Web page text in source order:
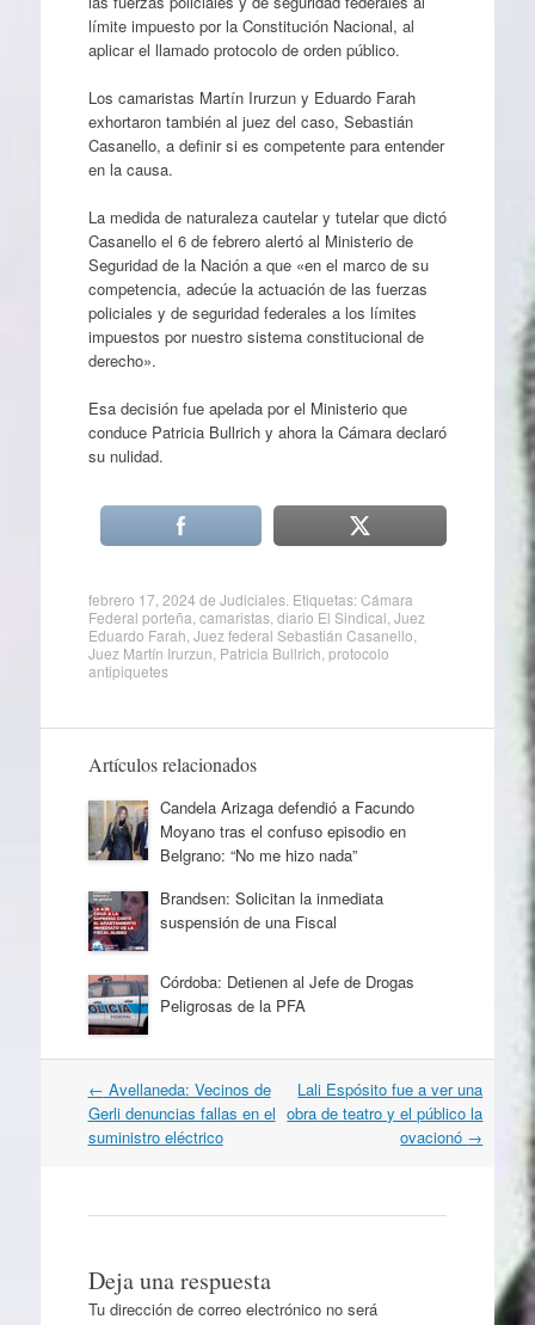
límite impuesto por la Constitución Nacional, al
aplicar el llamado protocolo de orden público.
Los camaristas Martín Irurzun y Eduardo Farah
exhortaron también al juez del caso, Sebastián
Casanello, a definir si es competente para entender
en la causa.
La medida de naturaleza cautelar y tutelar que dictó
Casanello el 6 de febrero alertó al Ministerio de
Seguridad de la Nación a que «en el marco de su
competencia, adecúe la actuación de las fuerzas
policiales y de seguridad federales a los límites
impuestos por nuestro sistema constitucional de
derecho».
Esa decisión fue apelada por el Ministerio que
conduce Patricia Bullrich y ahora la Cámara declaró
su nulidad.
febrero 17, 2024 de Judiciales. Etiquetas:Cámara
Federal porteña camaristas, diario El Sindical Juez
Eduardo Farah Juez federal Sebastián Casanello
Juez Martín Irurzun Patricia Bullrich protocolo
antipiquetes
Artículos relacionados
Candela Arizaga defendió a Facundo
Moyano tras el confuso episodio en
Belgrano: “No me hizo nada”
Brandsen: Solicitan la inmediata
suspensión de una Fiscal
Córdoba: Detienen al Jefe de Drogas
Peligrosas de la PFA
Navegación
por
artículos
← Avellaneda: Vecinos de
Gerli denuncias fallas en el
suministro eléctrico
Lali Espósito fue a ver una
obra de teatro y el público la
ovacionó →
Deja una respuesta
Tu dirección de correo electrónico no será